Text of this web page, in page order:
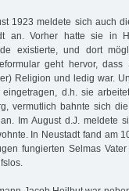
1923 meldete sich auch
an. Vorher hatte sie in
existierte, und dort
geht hervor, dass
Religion und ledig war.
eingetragen, d.h. sie
vermutlich bahnte sich
Im August d.J. meldete
In Neustadt fand am
fungierten Selmas